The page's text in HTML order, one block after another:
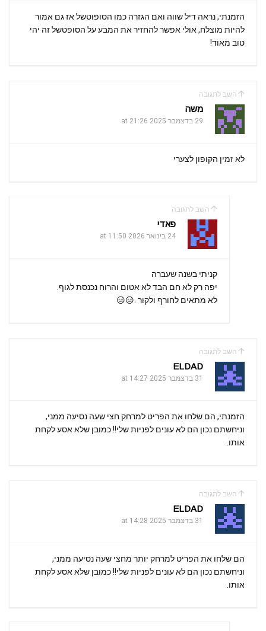
הזמנתי, נראה דיל שווה ואם הגזרה כמו הסופוטשל אז גם אמור
להיות מוצלח, אולי אפשר להחזיר את המבע על הסופטשל זה יהי
טוב מאוד!
השב לתגובה
משה
29 בדצמבר 2025 at 21:26
לא זמין הקופון לצערי
השב לתגובה
פאדי
24 בינואר 2026 at 11:50
קניתי בשנה שעברה
יפה רק לא חם הבד לא אטום והרוח נכנסת לגוף.
לא מתאים לחורף ולקור .😑😑
השב לתגובה
ELDAD
31 בדצמבר 2025 at 14:27
הזמנתי, הם שלחו את הפריט למרחק חצי שעה נסיעה ממני,
וניחשתם נכון הם לא עונים לפניות שלי!! כמובן שלא אסע לקחת
אותו.
השב לתגובה
ELDAD
31 בדצמבר 2025 at 14:28
הם שלחו את הפריט למרחק יותר מחצי שעה נסיעה ממני,
וניחשתם נכון הם לא עונים לפניות שלי!! כמובן שלא אסע לקחת
אותו.